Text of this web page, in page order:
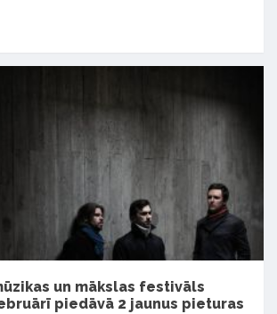
un mākslas festivāls
piedāvā 2 jaunus pieturas